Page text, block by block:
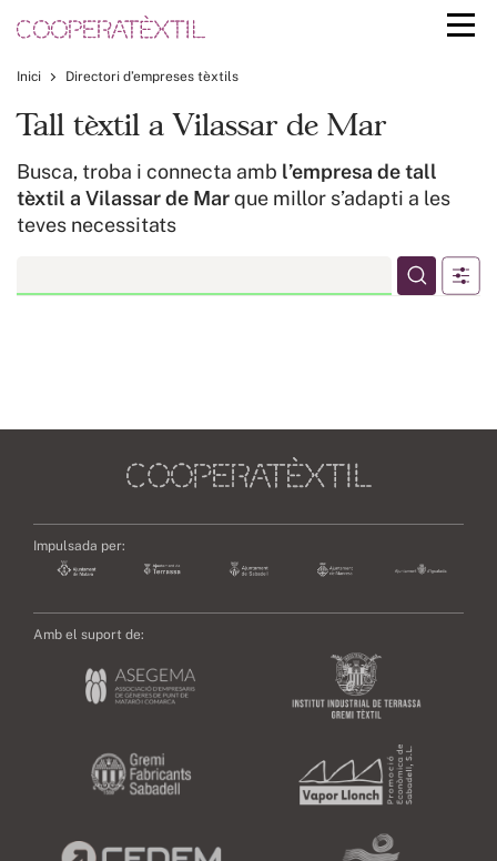
Inici Directori d’empreses tèxtils
Tall tèxtil a Vilassar de Mar
Busca, troba i connecta amb l’empresa de tall
tèxtil a Vilassar de Marque millor s’adapti a les
teves necessitats
Impulsada per:
Amb el suport de: